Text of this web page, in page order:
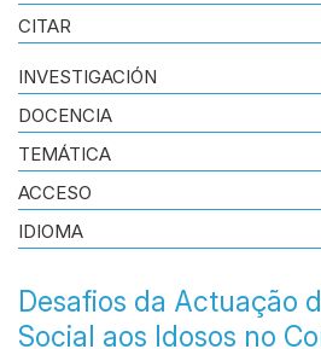
CITAR
Desafios da Actuação
Social aos Idosos no
INVESTIGACIÓN
DOCENCIA
TEMÁTICA
ACCESO
IDIOMA